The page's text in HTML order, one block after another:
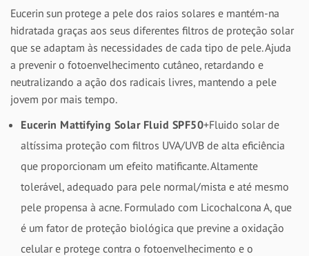
Eucerin sun protege a pele dos raios solares e mantém-na
hidratada graças aos seus diferentes filtros de proteção solar
que se adaptam às necessidades de cada tipo de pele. Ajuda
a prevenir o fotoenvelhecimento cutâneo, retardando e
neutralizando a ação dos radicais livres, mantendo a pele
jovem por mais tempo.
Eucerin Mattifying Solar Fluid SPF50+Fluido solar de
altíssima proteção com filtros UVA/UVB de alta eficiência
que proporcionam um efeito matificante. Altamente
tolerável, adequado para pele normal/mista e até mesmo
pele propensa à acne. Formulado com Licochalcona A, que
é um fator de proteção biológica que previne a oxidação
celular e protege contra o fotoenvelhecimento e o